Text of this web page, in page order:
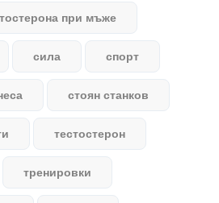
при мъже
сила спорт
стоян станков
тестостерон
тренировки